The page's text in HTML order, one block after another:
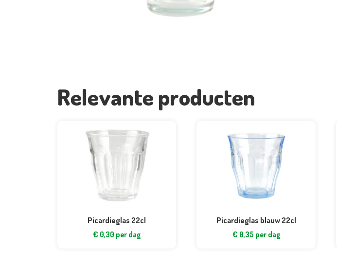
Relevante producten
Picardieglas 22cl
€ 0,30 per dag
Picardieglas blauw 22cl
€ 0,35 per dag